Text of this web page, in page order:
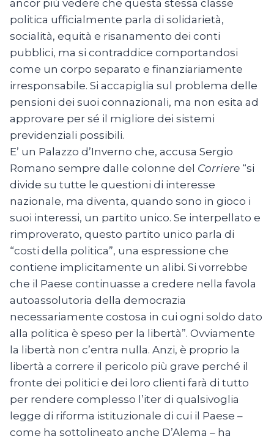
ancor più vedere che questa stessa classe
politica ufficialmente parla di solidarietà,
socialità, equità e risanamento dei conti
pubblici, ma si contraddice comportandosi
come un corpo separato e finanziariamente
irresponsabile. Si accapiglia sul problema delle
pensioni dei suoi connazionali, ma non esita ad
approvare per sé il migliore dei sistemi
previdenziali possibili.
E’ un Palazzo d’Inverno che, accusa Sergio
Romano sempre dalle colonne del Corriere “si
divide su tutte le questioni di interesse
nazionale, ma diventa, quando sono in gioco i
suoi interessi, un partito unico. Se interpellato e
rimproverato, questo partito unico parla di
“costi della politica”, una espressione che
contiene implicitamente un alibi. Si vorrebbe
che il Paese continuasse a credere nella favola
autoassolutoria della democrazia
necessariamente costosa in cui ogni soldo dato
alla politica è speso per la libertà”. Ovviamente
la libertà non c’entra nulla. Anzi, è proprio la
libertà a correre il pericolo più grave perché il
fronte dei politici e dei loro clienti farà di tutto
per rendere complesso l’iter di qualsivoglia
legge di riforma istituzionale di cui il Paese –
come ha sottolineato anche D’Alema – ha